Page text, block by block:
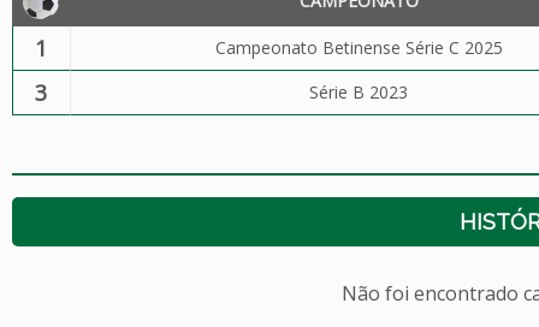
1 Campeonato Betinense Série C 2025
3 Série B 2023
Não foi encontrado